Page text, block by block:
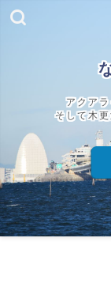
アクア
そして木